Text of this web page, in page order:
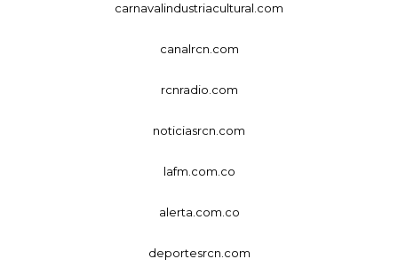
carnavalindustriacultural.com
canalrcn.com
rcnradio.com
noticiasrcn.com
lafm.com.co
alerta.com.co
deportesrcn.com